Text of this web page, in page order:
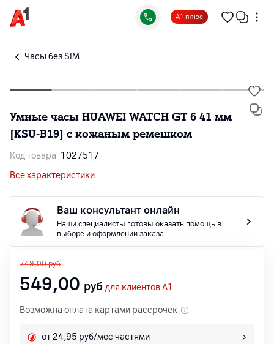
А1 плюс
Часы без SIM
Умные часы HUAWEI WATCH GT 6 41 мм
[KSU-B19] с кожаным ремешком
Код товара 1027517
Все характеристики
Ваш консультант онлайн
Наши специалисты готовы оказать помощь в
выборе и оформлении заказа.
749,00 руб
549,00 руб для клиентов A1
Возможна оплата картами рассрочек
от 24,95 руб/мес частями